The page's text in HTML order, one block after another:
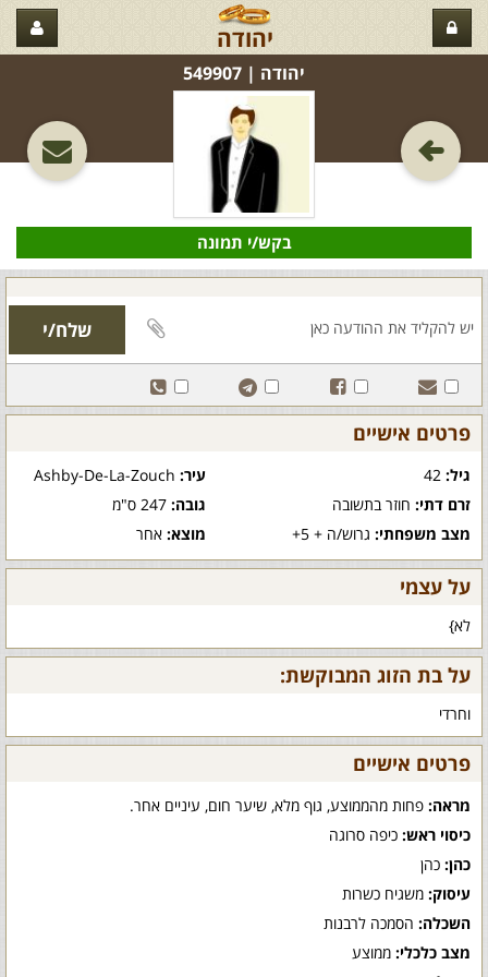
יהודה
יהודה‏ | 549907
בקש/י תמונה
פרטים אישיים
גיל: עיר:Ashby-De-La-Zouch
זרם דתי: חוזר בתשובה גובה:247 ס"מ
מצב משפחתי: גרוש/ה + 5+ מוצא:אחר
על עצמי
לא}
על בת הזוג המבוקשת:
וחרדי
פרטים אישיים
מראה: פחות מהממוצע, גוף מלא, שיער חום, עיניים אחר.
כיסוי ראש: כיפה סרוגה
כהן: כהן
עיסוק: משגיח כשרות
השכלה: הסמכה לרבנות
מצב כלכלי: ממוצע